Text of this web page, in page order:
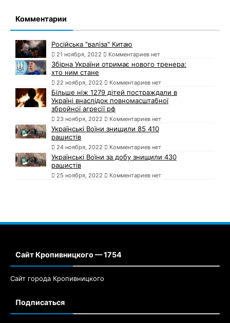
Комментарии
Російська "валіза" Китаю
21 ноября, 2022 Комментариев нет
Збірна України отримає нового тренера:
хто ним стане
22 ноября, 2022 Комментариев нет
Більше ніж 1279 дітей постраждали в
Україні внаслідок повномасштабної
збройної агресії рф
23 ноября, 2022 Комментариев нет
Українські Воїни знищили 85 410
рашистів
24 ноября, 2022 Комментариев нет
Українські Воїни за добу знищили 430
рашистів
25 ноября, 2022 Комментариев нет
Сайт Кропивницкого — 1754
Сайт города Кропивницкого
Подписаться